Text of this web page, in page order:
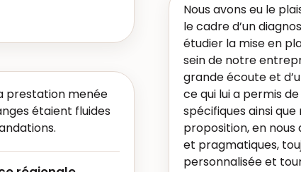
prestation menée
étaient fluides
Nous avons eu le
le cadre d’un
étudier la mise en
sein de notre
grande écoute et
ce qui lui a permis
spécifiques ainsi
proposition, en
et pragmatiques,
personnalisée et